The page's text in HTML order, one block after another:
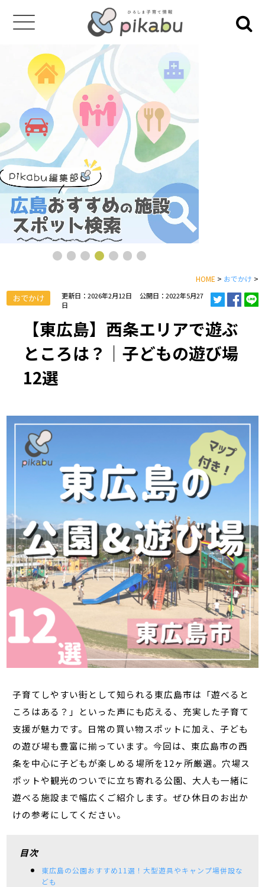
HOME > おでかけ >
おでかけ 更新日：2026年2月12日
公開日：2022年5月27
日
【東広島】西条エリアで遊ぶ
ところは？｜子どもの遊び場
12選
子育てしやすい街として知られる東広島市は「遊べると
ころはある？」といった声にも応える、充実した子育て
支援が魅力です。日常の買い物スポットに加え、子ども
の遊び場も豊富に揃っています。今回は、東広島市の西
条を中心に子どもが楽しめる場所を12ヶ所厳選。穴場ス
ポットや観光のついでに立ち寄れる公園、大人も一緒に
遊べる施設まで幅広くご紹介します。ぜひ休日のお出か
けの参考にしてください。
目次
東広島の公園おすすめ11選！大型遊具やキャンプ場併設な
ども